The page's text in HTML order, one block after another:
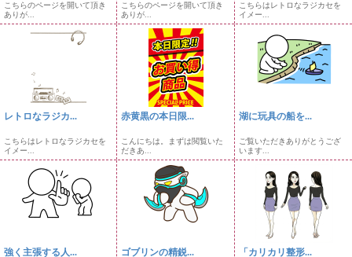
こちらのページを開いて頂き
ありが...
こちらのページを開いて頂き
ありが...
こちらはレトロなラジカセを
イメー...
レトロなラジカ...
こちらはレトロなラジカセを
イメー...
赤黄黒の本日限...
こんにちは。まずは閲覧いた
だきあ...
湖に玩具の船を...
ご覧いただきありがとうござ
います...
強く主張する人... ゴブリンの精鋭... 「カリカリ整形...